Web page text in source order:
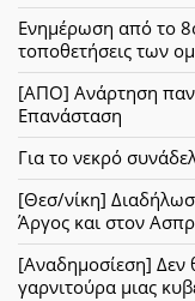
Ενημέρωση από το
τοποθετήσεις των
[ΑΠΟ] Ανάρτηση
Επανάσταση
Για το νεκρό
[Θεσ/νίκη]
Άργος και στον
[Αναδημοσίεση] Δεν
γαρνιτούρα μιας